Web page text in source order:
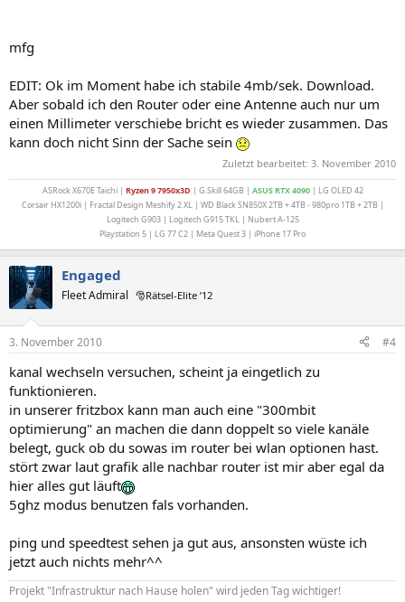
mfg
EDIT: Ok im Moment habe ich stabile 4mb/sek. Download.
Aber sobald ich den Router oder eine Antenne auch nur um
einen Millimeter verschiebe bricht es wieder zusammen. Das
kann doch nicht Sinn der Sache sein
Zuletzt bearbeitet: 3. November 2010
ASRock X670E Taichi | Ryzen 9 7950x3D | G.Skill 64GB | ASUSRTX 4090| LG OLED 42
Corsair HX1200i | Fractal Design Meshify 2 XL | WD Black SN850X 2TB + 4TB - 980pro 1TB + 2TB |
Logitech G903 | Logitech G915 TKL | Nubert A-125
Playstation 5 | LG 77 C2 | Meta Quest 3 | iPhone 17 Pro
Engaged
Fleet Admiral 🎅Rätsel-Elite ’12
3. November 2010 #4
kanal wechseln versuchen, scheint ja eingetlich zu
funktionieren.
in unserer fritzbox kann man auch eine "300mbit
optimierung" an machen die dann doppelt so viele kanäle
belegt, guck ob du sowas im router bei wlan optionen hast.
stört zwar laut grafik alle nachbar router ist mir aber egal da
hier alles gut läuft
5ghz modus benutzen fals vorhanden.
ping und speedtest sehen ja gut aus, ansonsten wüste ich
jetzt auch nichts mehr^^
Projekt "Infrastruktur nach Hause holen" wird jeden Tag wichtiger!